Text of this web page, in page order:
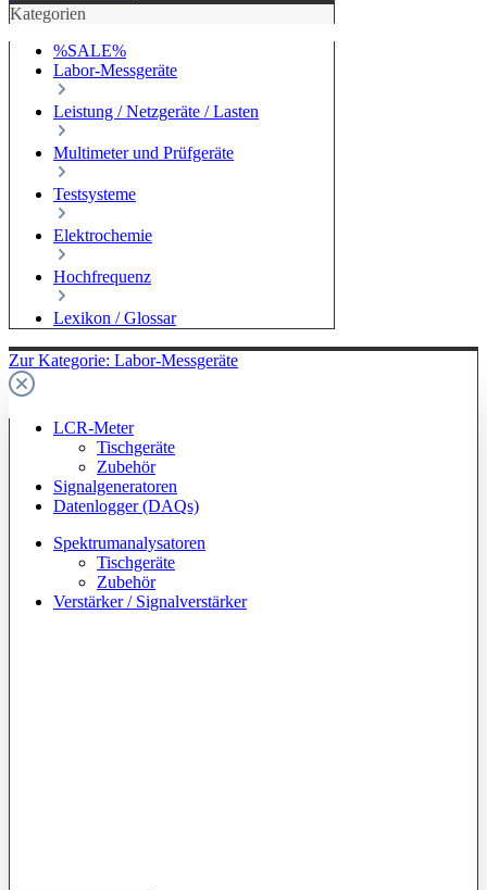
Kategorien
%SALE%
Labor-Messgeräte
Leistung / Netzgeräte / Lasten
Multimeter und Prüfgeräte
Testsysteme
Elektrochemie
Hochfrequenz
Lexikon / Glossar
Zur Kategorie: Labor-Messgeräte
LCR-Meter
Tischgeräte
Zubehör
Signalgeneratoren
Datenlogger (DAQs)
Spektrumanalysatoren
Tischgeräte
Zubehör
Verstärker / Signalverstärker